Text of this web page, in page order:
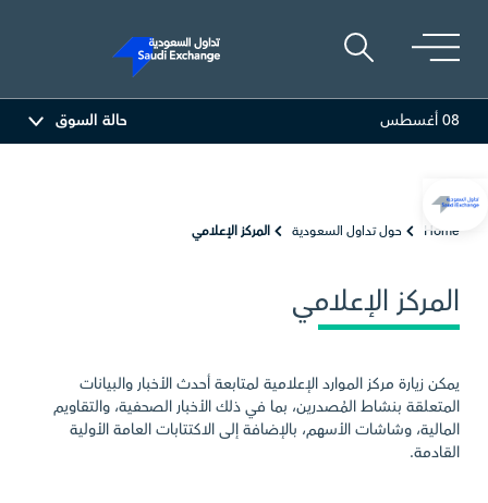
السعودية
08 أغسطس حالة السوق
Home حول تداول السعودية المركز الإعلامي
المركز الإعلامي
يمكن زيارة مركز الموارد الإعلامية لمتابعة أحدث الأخبار والبيانات
المتعلقة بنشاط المُصدرين، بما في ذلك الأخبار الصحفية، والتقاويم
المالية، وشاشات الأسهم، بالإضافة إلى الاكتتابات العامة الأولية
القادمة.